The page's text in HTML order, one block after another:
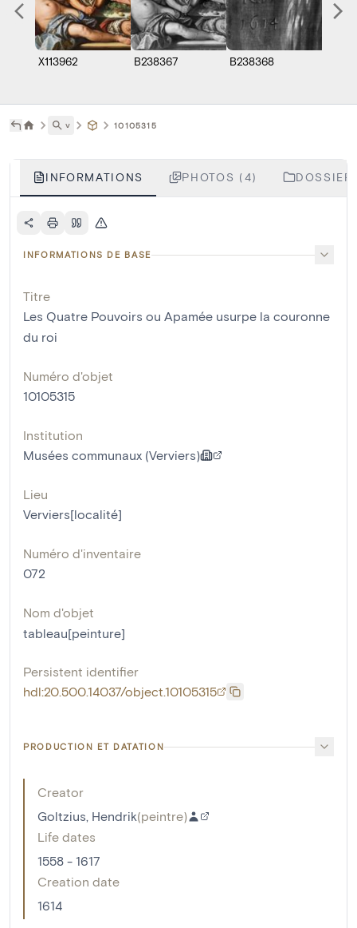
X113962 B238367 B238368
˅ 10105315
INFORMATIONS PHOTOS (4)
INFORMATIONS DE BASE
Titre
Les Quatre Pouvoirs ou Apamée usurpe la couronne
du roi
Numéro d'objet
10105315
Institution
Musées communaux (Verviers)
Lieu
Verviers[localité]
Numéro d'inventaire
072
Nom d'objet
tableau[peinture]
Persistent identifier
hdl:20.500.14037/object.10105315
PRODUCTION ET DATATION
Creator
Goltzius, Hendrik(peintre)
Life dates
1558 - 1617
Creation date
1614